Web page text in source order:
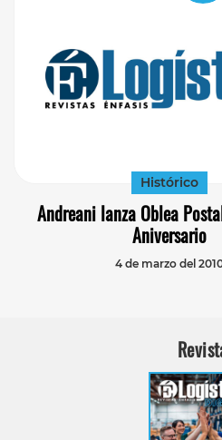
Histórico
Andreani lanza Oblea
Aniversario
4 de marzo del